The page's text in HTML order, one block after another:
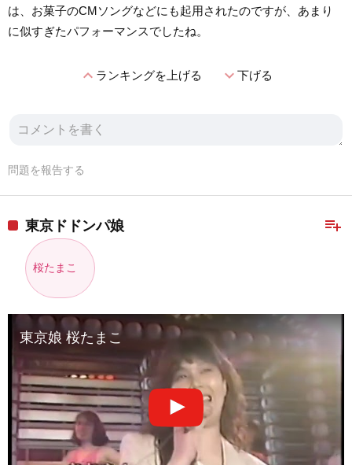
は、お菓子のCMソングなどにも起用されたのですが、あまり
に似すぎたパフォーマンスでしたね。
expand_lessランキングを上げる expand_more下げる
問題を報告する
playlist_add
東京ドドンパ娘
桜たまこ
東京娘 桜たまこ